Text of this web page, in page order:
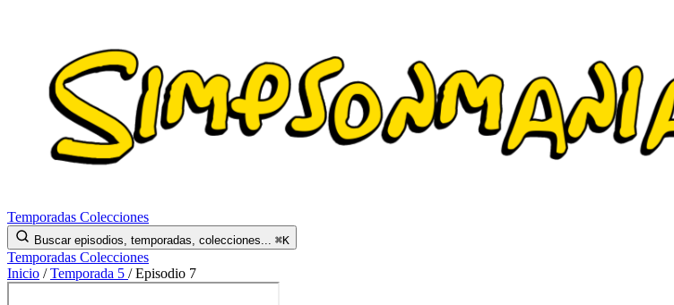
Temporadas Colecciones
Buscar episodios, temporadas, colecciones... ⌘K
Temporadas Colecciones
Inicio / Temporada 5 / Episodio 7